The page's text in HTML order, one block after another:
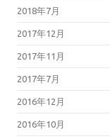
2018年7月
2017年12月
2017年11月
2017年7月
2016年12月
2016年10月